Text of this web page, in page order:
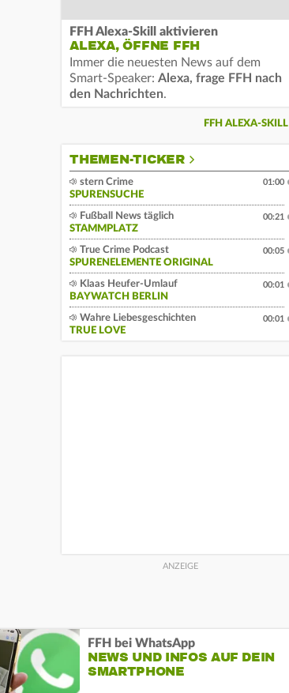
FFH Alexa-Skill aktivieren
ALEXA, ÖFFNE FFH
Immer die neuesten News auf dem
Smart-Speaker: Alexa, frage FFH nach
den Nachrichten.
FFH ALEXA-SKILL
THEMEN-TICKER
stern Crime
SPURENSUCHE
01:00
Fußball News täglich
STAMMPLATZ
00:21
True Crime Podcast
SPURENELEMENTE ORIGINAL
00:05
Klaas Heufer-Umlauf
BAYWATCH BERLIN
00:01
Wahre Liebesgeschichten
TRUE LOVE
00:01
FFH bei WhatsApp
NEWS UND INFOS AUF DEIN
SMARTPHONE